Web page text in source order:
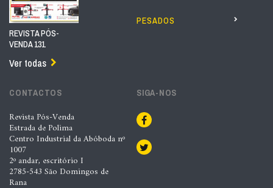
REVISTA PÓS-
VENDA 131
Ver todas
PESADOS
CONTACTOS
Revista Pós-Venda
Estrada de Polima
Centro Industrial da Abóboda nº
1007
2º andar, escritório I
2785-543 São Domingos de
Rana
SIGA-NOS